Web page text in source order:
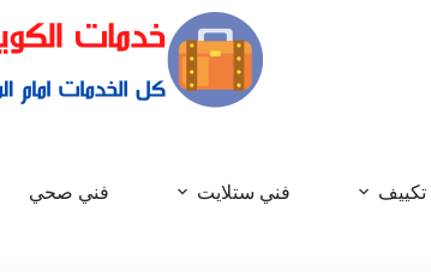
فني ستلايت فني صحي